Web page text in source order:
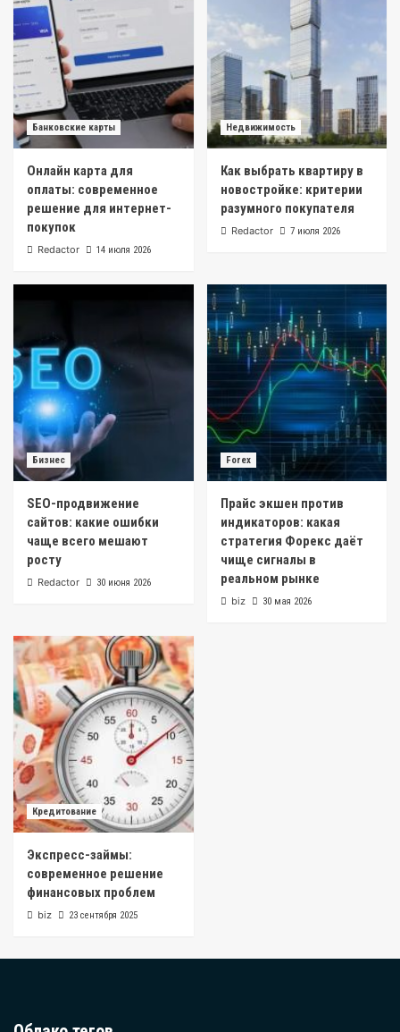
Банковские карты
Онлайн карта для
оплаты: современное
решение для интернет-
покупок
Redactor 14 июля 2026
Недвижимость
Как выбрать квартиру в
новостройке: критерии
разумного покупателя
Redactor 7 июля 2026
Бизнес
SEO-продвижение
сайтов: какие ошибки
чаще всего мешают
росту
Redactor 30 июня 2026
Forex
Прайс экшен против
индикаторов: какая
стратегия Форекс даёт
чище сигналы в
реальном рынке
biz 30 мая 2026
Кредитование
Экспресс-займы:
современное решение
финансовых проблем
biz 23 сентября 2025